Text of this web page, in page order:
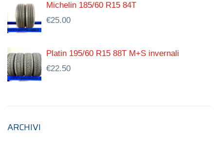
Michelin 185/60 R15 84T
€25.00
Platin 195/60 R15 88T M+S invernali
€22.50
ARCHIVI